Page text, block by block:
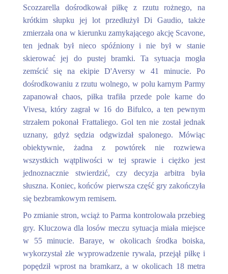
Scozzarella dośrodkował piłkę z rzutu rożnego, na
krótkim słupku jej lot przedłużył Di Gaudio, także
zmierzała ona w kierunku zamykającego akcję Scavone,
ten jednak był nieco spóźniony i nie był w stanie
skierować jej do pustej bramki. Ta sytuacja mogła
zemścić się na ekipie D'Aversy w 41 minucie. Po
dośrodkowaniu z rzutu wolnego, w polu karnym Parmy
zapanował chaos, piłka trafiła przede pole karne do
Vivesa, który zagrał w 16 do Bifulco, a ten pewnym
strzałem pokonał Frattaliego. Gol ten nie został jednak
uznany, gdyż sędzia odgwizdał spalonego. Mówiąc
obiektywnie, żadna z powtórek nie rozwiewa
wszystkich wątpliwości w tej sprawie i ciężko jest
jednoznacznie stwierdzić, czy decyzja arbitra była
słuszna. Koniec, końców pierwsza część gry zakończyła
się bezbramkowym remisem.
Po zmianie stron, wciąż to Parma kontrolowała przebieg
gry. Kluczowa dla losów meczu sytuacja miała miejsce
w 55 minucie. Baraye, w okolicach środka boiska,
wykorzystał złe wyprowadzenie rywala, przejął piłkę i
popędził wprost na bramkarz, a w okolicach 18 metra